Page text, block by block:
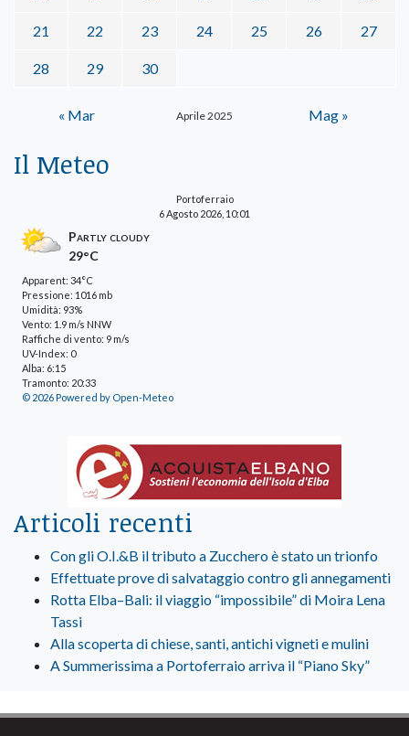
Aprile 2025
21 22 23 24 25 26 27
28 29 30
« Mar Mag »
Il Meteo
Portoferraio
6 Agosto 2026, 10:01
Partly cloudy
29°C
Apparent: 34°C
Pressione: 1016 mb
Umidità: 93%
Vento: 1.9 m/s NNW
Raffiche di vento: 9 m/s
UV-Index: 0
Alba: 6:15
Tramonto: 20:33
© 2026 Powered by Open-Meteo
Articoli recenti
Con gli O.I.&B il tributo a Zucchero è stato un trionfo
Effettuate prove di salvataggio contro gli annegamenti
Rotta Elba–Bali: il viaggio “impossibile” di Moira Lena
Tassi
Alla scoperta di chiese, santi, antichi vigneti e mulini
A Summerissima a Portoferraio arriva il “Piano Sky”